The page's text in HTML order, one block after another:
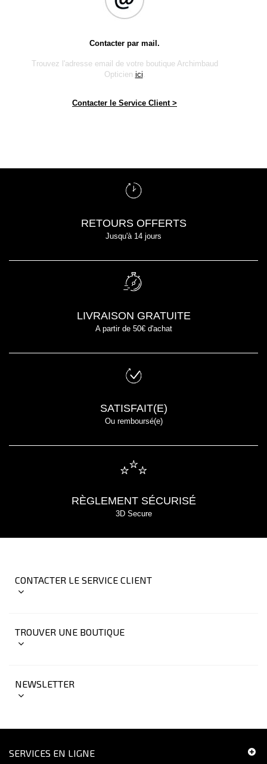
Contacter par mail.
Trouvez l'adresse email de votre boutique Archimbaud
Opticien ici.
Contacter le Service Client >
RETOURS OFFERTS
Jusqu'à 14 jours
LIVRAISON GRATUITE
A partir de 50€ d'achat
SATISFAIT(E)
Ou remboursé(e)
RÈGLEMENT SÉCURISÉ
3D Secure
CONTACTER LE SERVICE CLIENT
TROUVER UNE BOUTIQUE
NEWSLETTER
SERVICES EN LIGNE